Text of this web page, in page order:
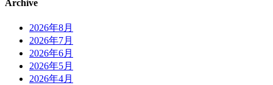
Archive
2026年8月
2026年7月
2026年6月
2026年5月
2026年4月